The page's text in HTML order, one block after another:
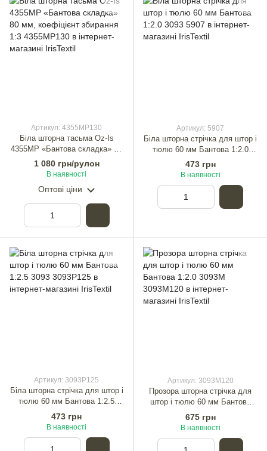
Артикул: 4355MP130
Біла шторна тасьма Oz-Is
4355MP «Бантова складка» 80
мм, коефіцієнт збирання 1:3
1 080 грн/рулон
В наявності
Оптові ціни
Артикул: 5907
Біла шторна стрічка для штор і
тюлю 60 мм Бантова 1:2.0
3093
473 грн
В наявності
Артикул: 3093Р125
Біла шторна стрічка для штор і
тюлю 60 мм Бантова 1:2.5
3093
473 грн
В наявності
Артикул: 3093М120
Прозора шторна стрічка для
штор і тюлю 60 мм Бантова
1:2.0 3093М
675 грн
В наявності